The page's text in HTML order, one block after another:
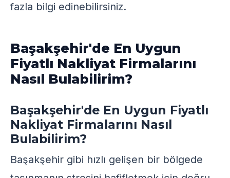
fazla bilgi edinebilirsiniz.
Başakşehir'de En Uygun
Fiyatlı Nakliyat Firmalarını
Nasıl Bulabilirim?
Başakşehir'de En Uygun Fiyatlı
Nakliyat Firmalarını Nasıl
Bulabilirim?
Başakşehir gibi hızlı gelişen bir bölgede